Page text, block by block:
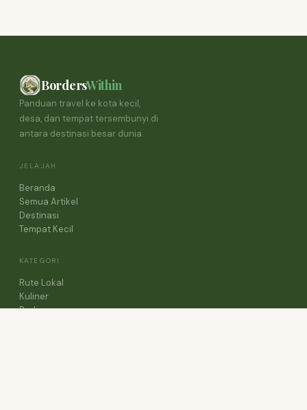
BordersWithin
Panduan travel ke kota kecil,
desa, dan tempat tersembunyi di
antara destinasi besar dunia.
JELAJAH
Beranda
Semua Artikel
Destinasi
Tempat Kecil
KATEGORI
Rute Lokal
Kuliner
Budaya